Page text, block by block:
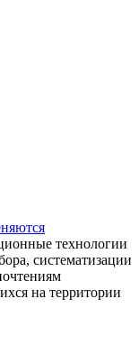
технологии
систематизации
на территории